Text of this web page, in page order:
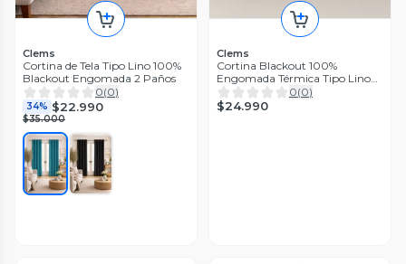
Clems
Cortina de Tela Tipo Lino 100%
Blackout Engomada 2 Paños
0(0)
34% $22.990
$35.000
Clems
Cortina Blackout 100%
Engomada Térmica Tipo Lino
140x220 - Tela Gruesa
Premium - 2 Paños Turquesa
0(0)
$24.990